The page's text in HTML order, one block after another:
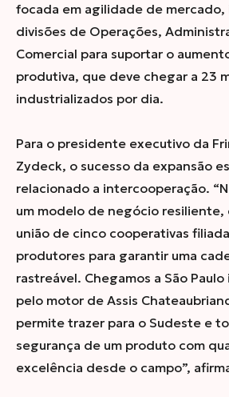
focada em agilidade de
divisões de Operações,
Comercial para suportar o
produtiva, que deve chegar a 23
industrializados por dia.
Para o presidente executivo da
Zydeck, o sucesso da expansão
relacionado a intercooperação. “
um modelo de negócio resiliente,
união de cinco cooperativas
produtores para garantir uma
rastreável. Chegamos a São
pelo motor de Assis
permite trazer para o Sudeste e
segurança de um produto com
excelência desde o campo”,